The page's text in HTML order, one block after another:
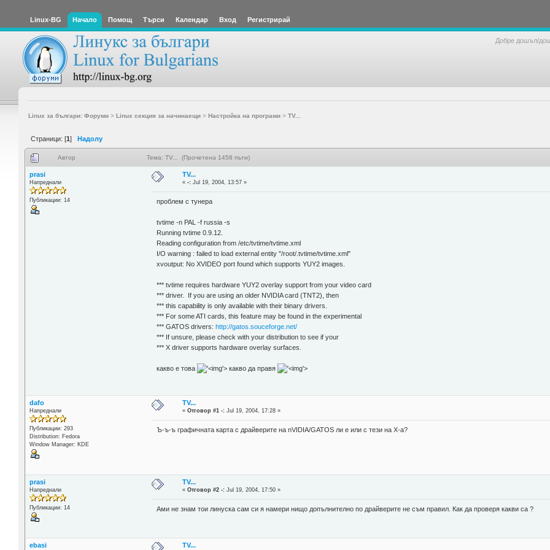
Linux-BG Начало Помощ Търси Календар Вход Регистрирай
Добре дошъл/
Linux за българи: Форуми> Linux секция за начинаещи> Настройка на програми> TV...
Страници: [1] Надолу
Автор Тема: TV... (Прочетена 1458 пъти)
prasi
Напреднали
Публикации: 14
TV...
«-: Jul 19, 2004, 13:57 »
проблем с тунера
tvtime -n PAL -f russia -s
Running tvtime 0.9.12.
Reading configuration from /etc/tvtime/tvtime.xml
I/O warning : failed to load external entity "/root/.tvtime/tvtime.xml"
xvoutput: No XVIDEO port found which supports YUY2 images.
*** tvtime requires hardware YUY2 overlay support from your video card
*** driver. If you are using an older NVIDIA card (TNT2), then
*** this capability is only available with their binary drivers.
*** For some ATI cards, this feature may be found in the experimental
*** GATOS drivers: http://gatos.souceforge.net/
*** If unsure, please check with your distribution to see if your
*** X driver supports hardware overlay surfaces.
какво е това '> какво да правя '>
dafo
Напреднали
Публикации: 293
Distribution: Fedora
Window Manager: KDE
TV...
«Отговор #1 -: Jul 19, 2004, 17:28 »
Ъ-ъ-ъ графичната карта с драйверите на nVIDIA/GATOS ли е или с тези на X-a?
prasi
Напреднали
Публикации: 14
TV...
«Отговор #2 -: Jul 19, 2004, 17:50 »
Ами не знам тои линуска сам си я намери нищо допълнително по драйверите не съм правил. Как да проверя какви са ?
ebasi TV...